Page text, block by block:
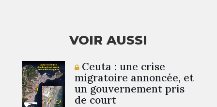
VOIR AUSSI
Ceuta : une crise
migratoire annoncée, et
un gouvernement pris
de court